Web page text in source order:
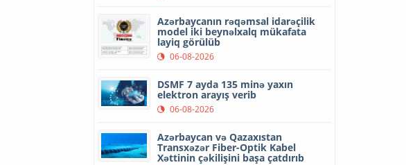
Azərbaycanın rəqəmsal idarəçilik
model iki beynəlxalq mükafata
layiq görülüb
06-08-2026
DSMF 7 ayda 135 minə yaxın
elektron arayış verib
06-08-2026
Azərbaycan və Qazaxıstan
Transxəzər Fiber-Optik Kabel
Xəttinin çəkilişini başa çatdırıb